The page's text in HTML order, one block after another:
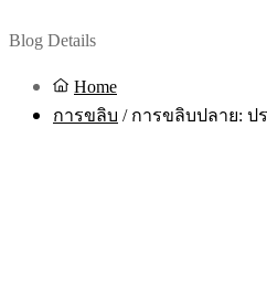
Blog Details
Home
การขลิบ / การขลิบปลาย: ป